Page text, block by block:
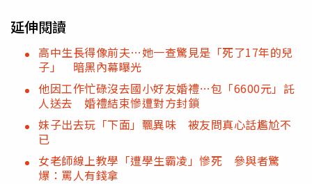
延伸閱讀
高中生長得像前夫…她一查驚見是「死了17年的兒
子」 暗黑內幕曝光
他因工作忙碌沒去國小好友婚禮…包「6600元」託
人送去 婚禮結束慘遭對方封鎖
妹子出去玩「下面」飄異味 被友問真心話尷尬不
已
女老師線上教學「遭學生霸凌」慘死 參與者驚
爆：罵人有錢拿